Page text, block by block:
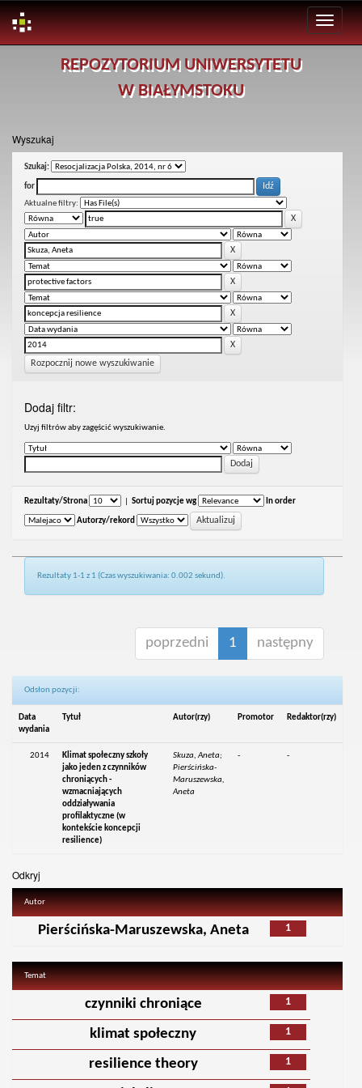
REPOZYTORIUM UNIWERSYTETU
W BIAŁYMSTOKU
Wyszukaj
Szukaj:
for
Aktualne filtry:
Rozpocznij nowe wyszukiwanie
Dodaj filtr:
Uzyj filtrów aby zagęścić wyszukiwanie.
Rezultaty/Strona Sortuj pozycje wg In order
Autorzy/rekord
Rezultaty 1-1 z 1 (Czas wyszukiwania: 0.002 sekund).
poprzedni 1 następny
Odsłon pozycji:
Data
wydania
Tytuł Autor(rzy) Promotor Redaktor(rzy)
2014
Klimat społeczny szkoły
jako jeden z czynników
chroniących -
wzmacniających
oddziaływania
profilaktyczne (w
kontekście koncepcji
resilience)
Skuza, Aneta;
Pierścińska-
Maruszewska,
Aneta
- -
Odkryj
Autor
1
Pierścińska-Maruszewska, Aneta
Temat
1
czynniki chroniące
1
klimat społeczny
1
resilience theory